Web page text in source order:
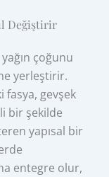
Değiştirir
çoğunu
yerleştirir.
fasya, gevşek
bir şekilde
yapısal bir
entegre olur,